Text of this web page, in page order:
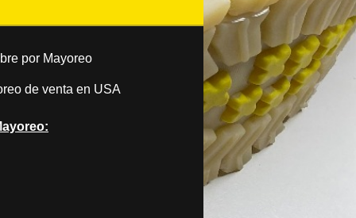
por Mayoreo
de venta en USA